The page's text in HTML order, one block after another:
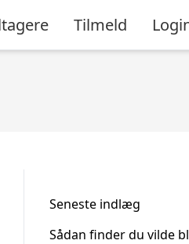
Tilmeld
Seneste indlæg
Sådan finder du vilde